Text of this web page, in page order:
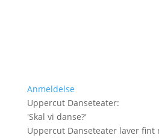
Anmeldelse
Uppercut Danseteater:
'Skal vi danse?'
Uppercut Danseteater laver fint